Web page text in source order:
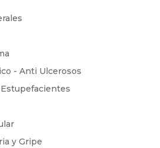
- Anti Ulcerosos
y Gripe